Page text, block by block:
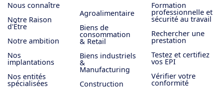
Nous connaître
Notre Raison
d'Être
Notre ambition
Nos
implantations
Nos entités
spécialisées
Agroalimentaire
Biens de
consommation
& Retail
Biens industriels
&
Manufacturing
Construction
Formation
professionnelle et
sécurité au travail
Rechercher une
prestation
Testez et certifiez
vos EPI
Vérifier votre
conformité